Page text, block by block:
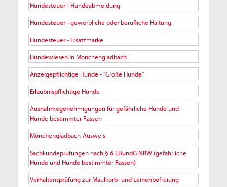
Hundesteuer - Hundeabmeldung
Hundesteuer - gewerbliche oder berufliche Haltung
Hundesteuer - Ersatzmarke
Hundewiesen in Mönchengladbach
Anzeigepflichtige Hunde - "Große Hunde"
Erlaubnispflichtige Hunde
Ausnahmegenehmigungen für gefährliche Hunde und
Hunde bestimmter Rassen
Mönchengladbach-Ausweis
Sachkundeprüfungen nach § 6 LHundG NRW (gefährliche
Hunde und Hunde bestimmter Rassen)
Verhaltensprüfung zur Maulkorb- und Leinenbefreiung